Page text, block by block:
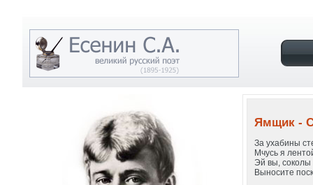
Ямщик -
За ухабины
Мчусь я
Эй вы,
Выносите